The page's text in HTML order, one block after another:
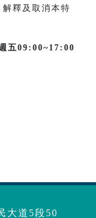
釋及取消本特
五09:00~17:00
大道5段50